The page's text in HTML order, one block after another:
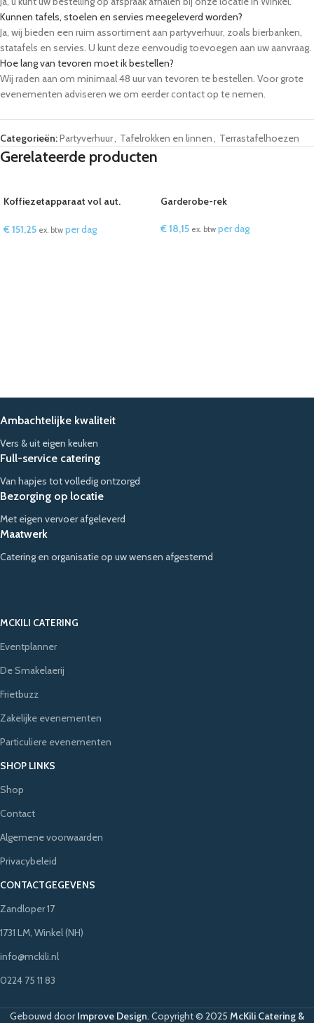
Kunnen tafels, stoelen en servies meegeleverd worden?
Ja, wij bieden een ruim assortiment aan partyverhuur, zoals bierbanken,
statafels en servies. U kunt deze eenvoudig toevoegen aan uw aanvraag.
Hoe lang van tevoren moet ik bestellen?
Wij raden aan om minimaal 48 uur van tevoren te bestellen. Voor grote
evenementen adviseren we om eerder contact op te nemen.
Categorieën:Partyverhuur, Tafelrokken en linnen, Terrastafelhoezen
Gerelateerde producten
Koffiezetapparaat vol aut.
€151,25 ex. btw per dag
Garderobe-rek
€18,15 ex. btw per dag
Ambachtelijke kwaliteit
Vers & uit eigen keuken
Full-service catering
Van hapjes tot volledig ontzorgd
Bezorging op locatie
Met eigen vervoer afgeleverd
Maatwerk
Catering en organisatie op uw wensen afgestemd
MCKILI CATERING
Eventplanner
De Smakelaerij
Frietbuzz
Zakelijke evenementen
Particuliere evenementen
SHOP LINKS
Shop
Contact
Algemene voorwaarden
Privacybeleid
CONTACTGEGEVENS
Zandloper 17
1731 LM, Winkel (NH)
info@mckili.nl
0224 75 11 83
Gebouwd doorImprove Design. Copyright © 2025 McKili Catering &